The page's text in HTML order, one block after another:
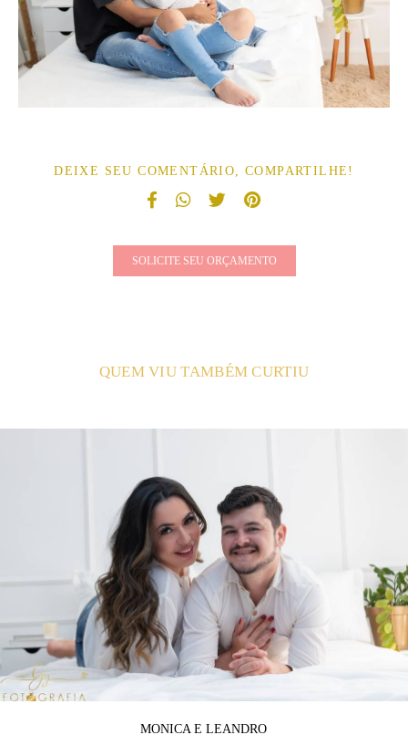
DEIXE SEU COMENTÁRIO, COMPARTILHE!
SOLICITE SEU ORÇAMENTO
QUEM VIU TAMBÉM CURTIU
MONICA E LEANDRO